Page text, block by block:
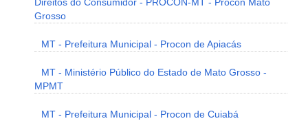
Direitos do Consumidor - PROCON-MT - Procon Mato
Grosso
MT - Prefeitura Municipal - Procon de Apiacás
MT - Ministério Público do Estado de Mato Grosso -
MPMT
MT - Prefeitura Municipal - Procon de Cuiabá